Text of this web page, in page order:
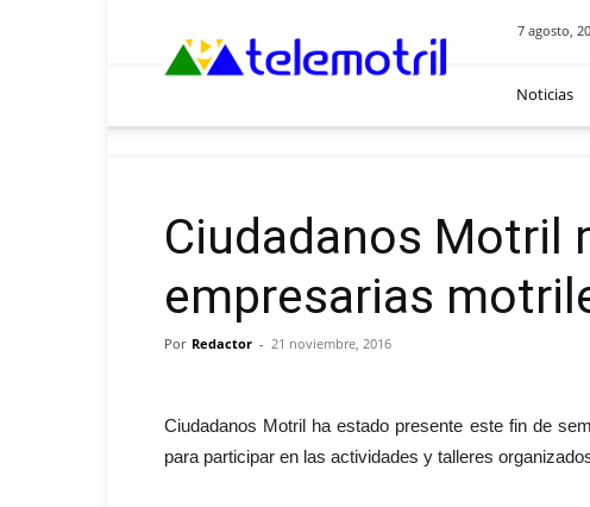
7 agosto,
Noticias
Ciudadanos Motril
empresarias
Por Redactor - 21 noviembre, 2016
Ciudadanos Motril ha estado presente este fin de
para participar en las actividades y talleres